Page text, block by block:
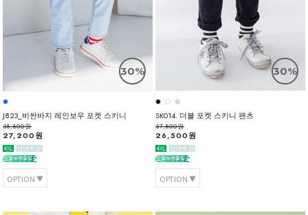
30%
J823_비싼바지 레인보우 포켓 스키니
38,800원
27,200원
OPTION
30%
SK014. 더블 포켓 스키니 팬츠
37,800원
26,500원
OPTION